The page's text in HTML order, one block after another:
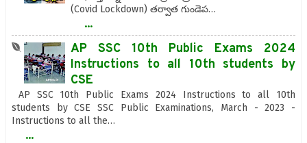
(Covid Lockdown) తర్వాత గుండెప…
...
AP SSC 10th Public Exams 2024
Instructions to all 10th students by
CSE
AP SSC 10th Public Exams 2024 Instructions to all 10th
students by CSE SSC Public Examinations, March - 2023 -
Instructions to all the…
...